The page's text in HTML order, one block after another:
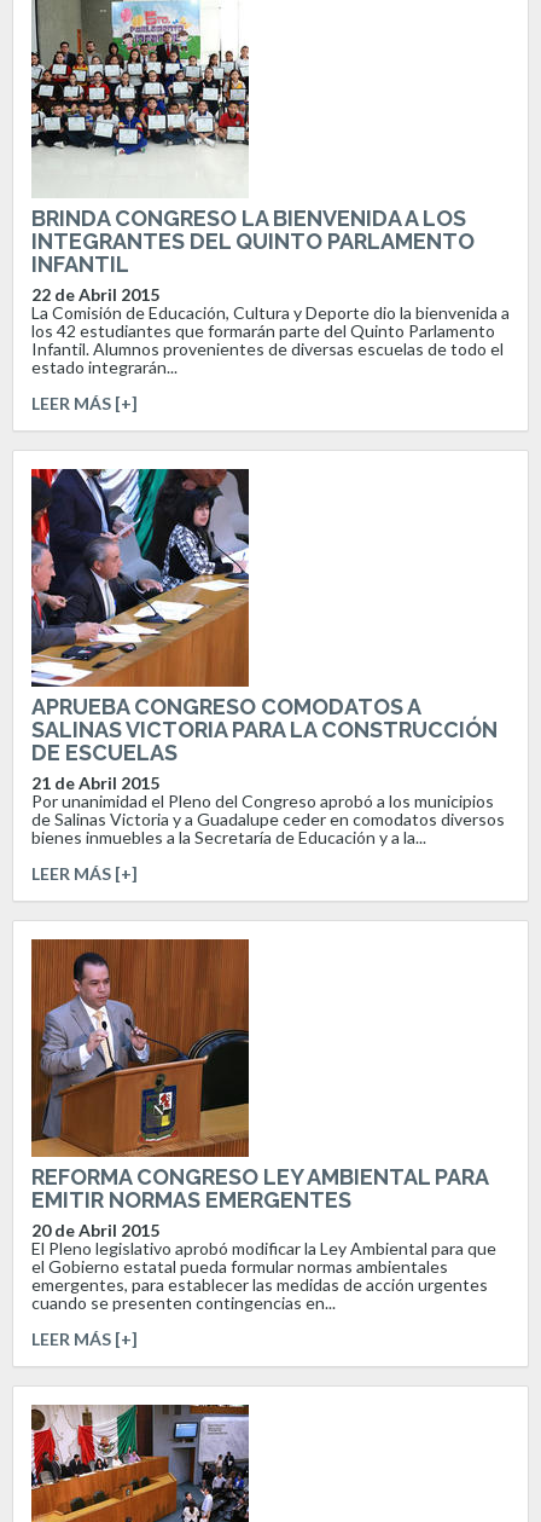
BRINDA CONGRESO LA BIENVENIDA A LOS
INTEGRANTES DEL QUINTO PARLAMENTO
INFANTIL
22 de Abril 2015
La Comisión de Educación, Cultura y Deporte dio la bienvenida a
los 42 estudiantes que formarán parte del Quinto Parlamento
Infantil. Alumnos provenientes de diversas escuelas de todo el
estado integrarán...
LEER MÁS [+]
APRUEBA CONGRESO COMODATOS A
SALINAS VICTORIA PARA LA CONSTRUCCIÓN
DE ESCUELAS
21 de Abril 2015
Por unanimidad el Pleno del Congreso aprobó a los municipios
de Salinas Victoria y a Guadalupe ceder en comodatos diversos
bienes inmuebles a la Secretaría de Educación y a la...
LEER MÁS [+]
REFORMA CONGRESO LEY AMBIENTAL PARA
EMITIR NORMAS EMERGENTES
20 de Abril 2015
El Pleno legislativo aprobó modificar la Ley Ambiental para que
el Gobierno estatal pueda formular normas ambientales
emergentes, para establecer las medidas de acción urgentes
cuando se presenten contingencias en...
LEER MÁS [+]